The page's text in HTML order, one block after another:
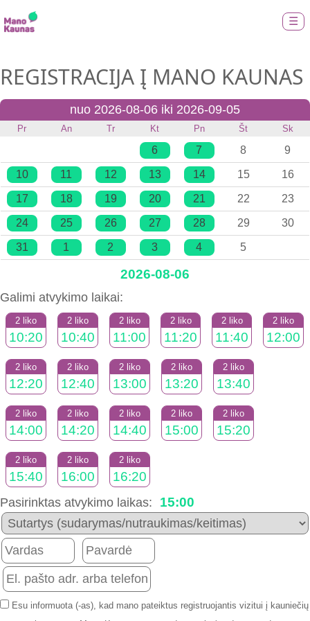
☰
REGISTRACIJA Į MANO KAUNAS
nuo 2026-08-06 iki 2026-09-05
Pr An Tr Kt Pn Št Sk
6 7 8 9
10 11 12 13 14 15 16
17 18 19 20 21 22 23
24 25 26 27 28 29 30
31 1 2 3 4 5
2026-08-06
Galimi atvykimo laikai:
2 liko
10:20
2 liko
10:40
2 liko
11:00
2 liko
11:20
2 liko
11:40
2 liko
12:00
2 liko
12:20
2 liko
12:40
2 liko
13:00
2 liko
13:20
2 liko
13:40
2 liko
14:00
2 liko
14:20
2 liko
14:40
2 liko
15:00
2 liko
15:20
2 liko
15:40
2 liko
16:00
2 liko
16:20
Pasirinktas atvykimo laikas: 15:00
Esu informuota (-as), kad mano pateiktus registruojantis vizitui į kauniečių